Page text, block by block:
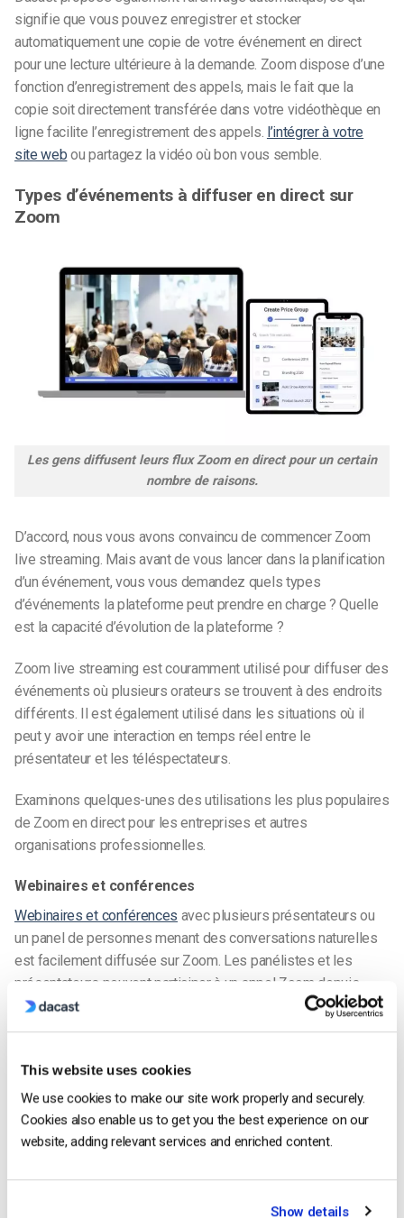
This website uses cookies
We use cookies to make our site work properly and securely.
Cookies also enable us to get you the best experience on our
website, adding relevant services and enriched content.
Show details
signifie que vous pouvez enregistrer et stocker
automatiquement une copie de votre événement en direct
pour une lecture ultérieure à la demande. Zoom dispose d’une
fonction d’enregistrement des appels, mais le fait que la
copie soit directement transférée dans votre vidéothèque en
ligne facilite l’enregistrement des appels. l’intégrer à votre
site web ou partagez la vidéo où bon vous semble.
Types d’événements à diffuser en direct sur
Zoom
Les gens diffusent leurs flux Zoom en direct pour un certain
nombre de raisons.
D’accord, nous vous avons convaincu de commencer Zoom
live streaming. Mais avant de vous lancer dans la planification
d’un événement, vous vous demandez quels types
d’événements la plateforme peut prendre en charge ? Quelle
est la capacité d’évolution de la plateforme ?
Zoom live streaming est couramment utilisé pour diffuser des
événements où plusieurs orateurs se trouvent à des endroits
différents. Il est également utilisé dans les situations où il
peut y avoir une interaction en temps réel entre le
présentateur et les téléspectateurs.
Examinons quelques-unes des utilisations les plus populaires
de Zoom en directpour les entreprises et autres
organisations professionnelles.
Webinaires et conférences
Webinaires et conférences avec plusieurs présentateurs ou
un panel de personnes menant des conversations naturelles
est facilement diffusée sur Zoom. Les panélistes et les
présentateurs peuvent participer à un appel Zoom depuis
n’importe quel endroit, et vous pouvez diffuser la conférence
à des spectateurs sur d’autres plateformes.
Uneplateforme de vidéo en ligne
en ligne s’avèrent utiles pour ce cas d’utilisation, car il est
courant que ce type d’événement exige des spectateurs qu’ils
achètent un “ticket” ou qu’ils répondent à l’invitation.
Sessions de formation
Étant donné que de nombreuses entreprises font encore